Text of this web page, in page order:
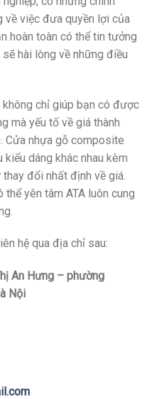
về việc đưa quyền lợi của
hoàn toàn có thể tin tưởng
hài lòng về những điều
chỉ giúp bạn có được
mà yếu tố về giá thành
Cửa nhựa gỗ composite
dáng khác nhau kèm
đổi nhất định về giá.
thể yên tâm ATA luôn cung
hệ qua địa chỉ sau:
An Hưng – phường
Nội